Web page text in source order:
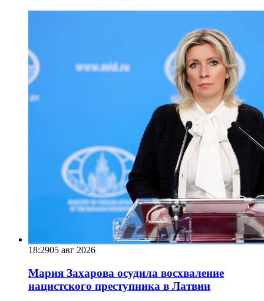
18:2905 авг 2026
Мария Захарова осудила восхваление
нацистского преступника в Латвии